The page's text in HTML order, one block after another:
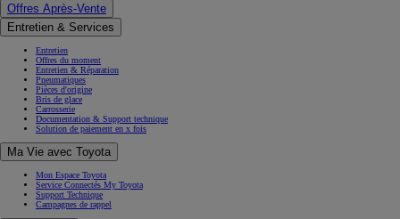
Offres Après-Vente
Entretien & Services
Entretien
Offres du moment
Entretien & Réparation
Pneumatiques
Pièces d'origine
Bris de glace
Carrosserie
Documentation & Support technique
Solution de paiement en x fois
Ma Vie avec Toyota
Mon Espace Toyota
Service Connectés My Toyota
Support Technique
Campagnes de rappel